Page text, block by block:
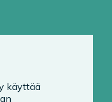
käyttää